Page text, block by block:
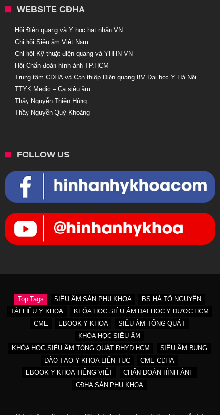
WEBSITE CĐHA
Hội Điện quang và Y học hạt nhân VN
Chi hội Siêu âm Việt Nam
Chi hội Kỹ thuật điện quang và YHHN VN
Hội Chẩn đoán hình ảnh TP.HCM
Trung tâm CĐHA và Can thiệp Điện quang BV Đại học Y Hà Nội
TTYK Medic – Ca siêu âm
Thầy Nguyễn Thiện Hùng
Thầy Nguyễn Quý Khoáng
FOLLOW US
Top Tags SIÊU ÂM SẢN PHỤ KHOA
BS HÀ TỐ NGUYÊN
TÀI LIỆU Y KHOA
KHÓA HỌC SIÊU ÂM ĐẠI HỌC Y DƯỢC HCM
CME
EBOOK Y KHOA
SIÊU ÂM TỔNG QUÁT
KHÓA HỌC SIÊU ÂM
KHÓA HỌC SIÊU ÂM TỔNG QUÁT ĐHYD HCM
SIÊU ÂM BỤNG
ĐÀO TẠO Y KHOA LIÊN TỤC
CME CĐHA
EBOOK Y KHOA TIẾNG VIỆT
CHẨN ĐOÁN HÌNH ẢNH
CĐHA SẢN PHỤ KHOA